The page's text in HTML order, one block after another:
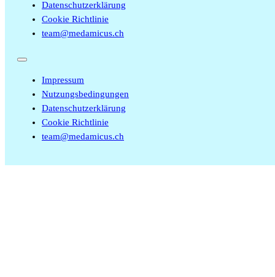
Datenschutzerklärung
Cookie Richtlinie
team@medamicus.ch
Impressum
Nutzungsbedingungen
Datenschutzerklärung
Cookie Richtlinie
team@medamicus.ch